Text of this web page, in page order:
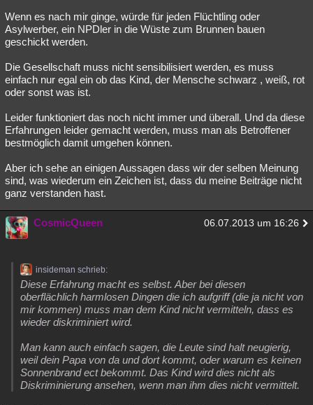
Wenn es nach mir ginge, würde für jeden Flüchtling oder
Asylwerber, ein NPDler in die Wüste zum Brunnen bauen
geschickt werden.
Die Gesellschaft muss nicht sensibilisiert werden, es muss
einfach nur egal ein ob das Kind, der Mensche schwarz , weiß, rot
oder sonst was ist.
Leider funktioniert das noch nicht immer und überall. Und da diese
Erfahrungen leider gemacht werden, muss man als Betroffener
bestmöglich damit umgehen können.
Aber ich sehe an einigen Aussagen dass wir der selben Meinung
sind, was wiederum ein Zeichen ist, dass du meine Beiträge nicht
ganz verstanden hast.
CosmicQueen 06.07.2013 um 16:26
insideman schrieb:
Diese Erfahrung macht es selbst. Aber bei diesen
oberflächlich harmlosen Dingen die ich aufgriff (die ja nicht von
mir kommen) muss man dem Kind nicht vermitteln, dass es
wieder diskriminiert wird.
Man kann auch einfach sagen, die Leute sind halt neugierig,
weil dein Papa von da und dort kommt, oder warum es keinen
Sonnenbrand ect bekommt. Das Kind wird dies nicht als
Diskriminierung ansehen, wenn man ihm dies nicht vermittelt.